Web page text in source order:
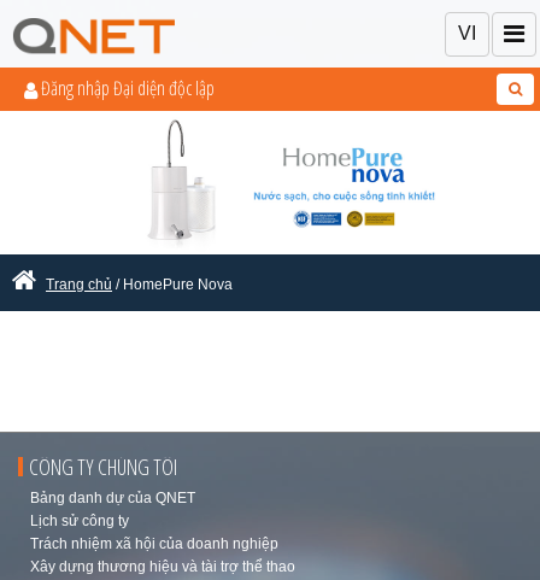
Đăng nhập Đại diện độc lập
VI
Trang chủ / HomePure Nova
CÔNG TY CHÚNG TÔI
Bảng danh dự của QNET
Lịch sử công ty
Trách nhiệm xã hội của doanh nghiệp
Xây dựng thương hiệu và tài trợ thể thao